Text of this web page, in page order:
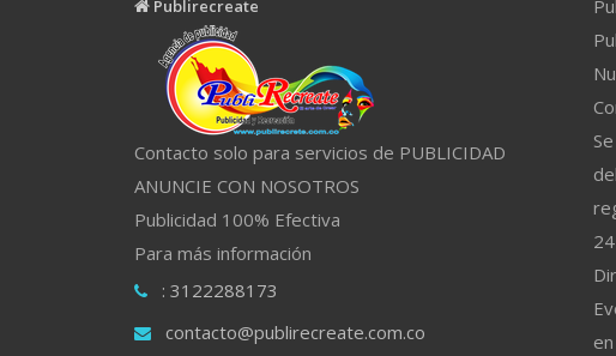
Publirecreate
Contacto solo para servicios de PUBLICIDAD
ANUNCIE CON NOSOTROS
Publicidad 100% Efectiva
Para más información
: 3122288173
contacto@publirecreate.com.co